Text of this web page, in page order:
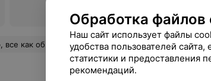
Я была по назначению кардиолога на УЗИ. Приняли точно по времени. Еще
Обработка файлов
Наш сайт использует файлы
удобства пользователей
статистики и предоставления
рекомендаций.